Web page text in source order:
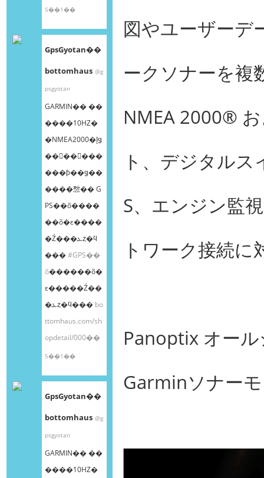
5��1��
GpsGyotan��
bottomhaus @g
psgyotan
GARMIN�� ��
����10HZ�
�NMEA2000�إǥ
��󥰥��󥵡���
���ƥ��ǥ��
����㥹�� G
PS��õ����
��õ�ε����
�Ź���ܥȥ�ϥ
���#GPS��
õ������õ�
ε�����Ź��
�ܥȥ�ϥ��� bo
ttomhaus.com/sh
opdetail/000��
5��1��
GpsGyotan��
bottomhaus @g
psgyotan
GARMIN�� ��
����10HZ�
図やユーザー
ークソナーを複
NMEA 2000®
ト、デジタル
S、エンジン監
トワーク接続
Panoptix オー
Garminソナー